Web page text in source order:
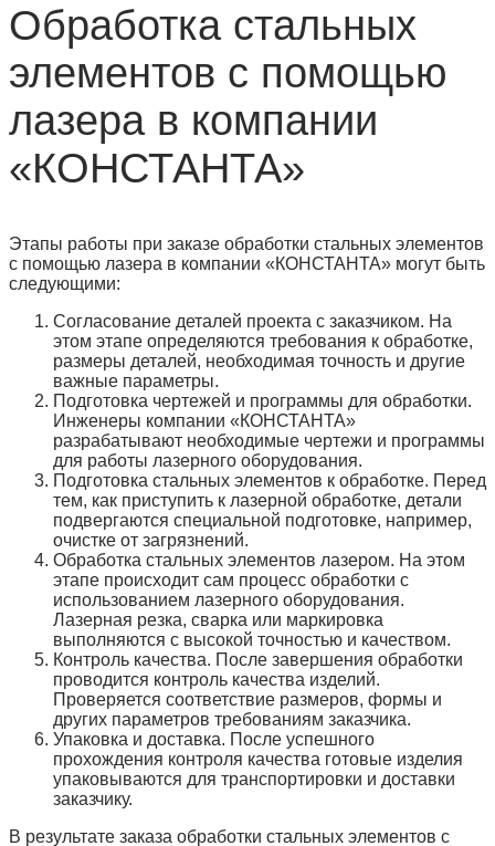
Обработка стальных
элементов с помощью
лазера в компании
«КОНСТАНТА»
Этапы работы при заказе обработки стальных элементов
с помощью лазера в компании «КОНСТАНТА» могут быть
следующими:
Согласование деталей проекта с заказчиком. На
этом этапе определяются требования к обработке,
размеры деталей, необходимая точность и другие
важные параметры.
Подготовка чертежей и программы для обработки.
Инженеры компании «КОНСТАНТА»
разрабатывают необходимые чертежи и программы
для работы лазерного оборудования.
Подготовка стальных элементов к обработке. Перед
тем, как приступить к лазерной обработке, детали
подвергаются специальной подготовке, например,
очистке от загрязнений.
Обработка стальных элементов лазером. На этом
этапе происходит сам процесс обработки с
использованием лазерного оборудования.
Лазерная резка, сварка или маркировка
выполняются с высокой точностью и качеством.
Контроль качества. После завершения обработки
проводится контроль качества изделий.
Проверяется соответствие размеров, формы и
других параметров требованиям заказчика.
Упаковка и доставка. После успешного
прохождения контроля качества готовые изделия
упаковываются для транспортировки и доставки
заказчику.
В результате заказа обработки стальных элементов с